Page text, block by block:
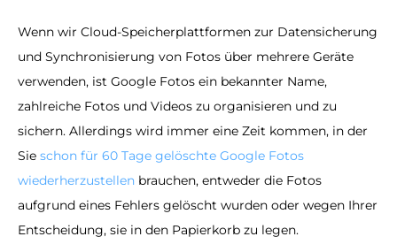
Wenn wir Cloud-Speicherplattformen zur Datensicherung
und Synchronisierung von Fotos über mehrere Geräte
verwenden, ist Google Fotos ein bekannter Name,
zahlreiche Fotos und Videos zu organisieren und zu
sichern. Allerdings wird immer eine Zeit kommen, in der
Sie schon für 60 Tage gelöschte Google Fotos
wiederherzustellen brauchen, entweder die Fotos
aufgrund eines Fehlers gelöscht wurden oder wegen Ihrer
Entscheidung, sie in den Papierkorb zu legen.